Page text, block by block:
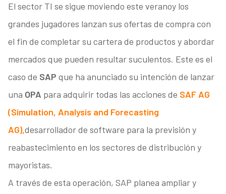
El sector TI se sigue moviendo este veranoy los
grandes jugadores lanzan sus ofertas de compra con
el fin de completar su cartera de productos y abordar
mercados que pueden resultar suculentos. Este es el
caso de SAP que ha anunciado su intención de lanzar
una OPA para adquirir todas las acciones de SAF AG
(Simulation, Analysis and Forecasting
AG),desarrollador de software para la previsión y
reabastecimiento en los sectores de distribución y
mayoristas.
A través de esta operación, SAP planea ampliar y